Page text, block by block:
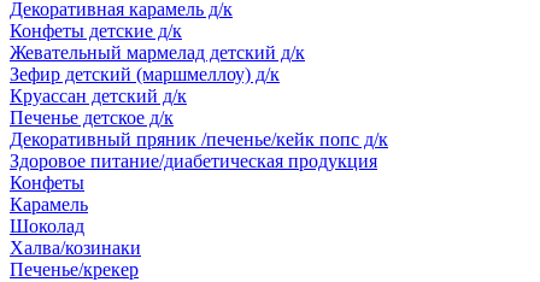
Декоративная карамель д/к
Конфеты детские д/к
Жевательный мармелад детский д/к
Зефир детский (маршмеллоу) д/к
Круассан детский д/к
Печенье детское д/к
Декоративный пряник /печенье/кейк попс д/к
Здоровое питание/диабетическая продукция
Конфеты
Карамель
Шоколад
Халва/козинаки
Печенье/крекер